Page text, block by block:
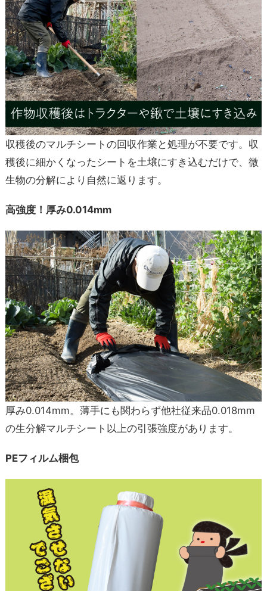
収穫後のマルチシートの回収作業と処理が不要です。収
穫後に細かくなったシートを土壌にすき込むだけで、微
生物の分解により自然に返ります。
高強度！厚み0.014mm
厚み0.014mm。薄手にも関わらず他社従来品0.018mm
の生分解マルチシート以上の引張強度があります。
PEフィルム梱包